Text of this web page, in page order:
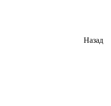
Назад